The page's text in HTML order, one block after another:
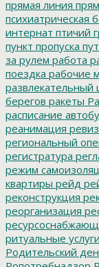
прямая линия
психиатрическая
интернат птичий
пункт пропуска
за рулем работа
поездка рабочие
развлекательный
берегов ракеты
расписание
реанимация
региональный
регистратура
режим
квартиры рейд
реконструкция
реорганизация
ритуальные услуги
Родительский